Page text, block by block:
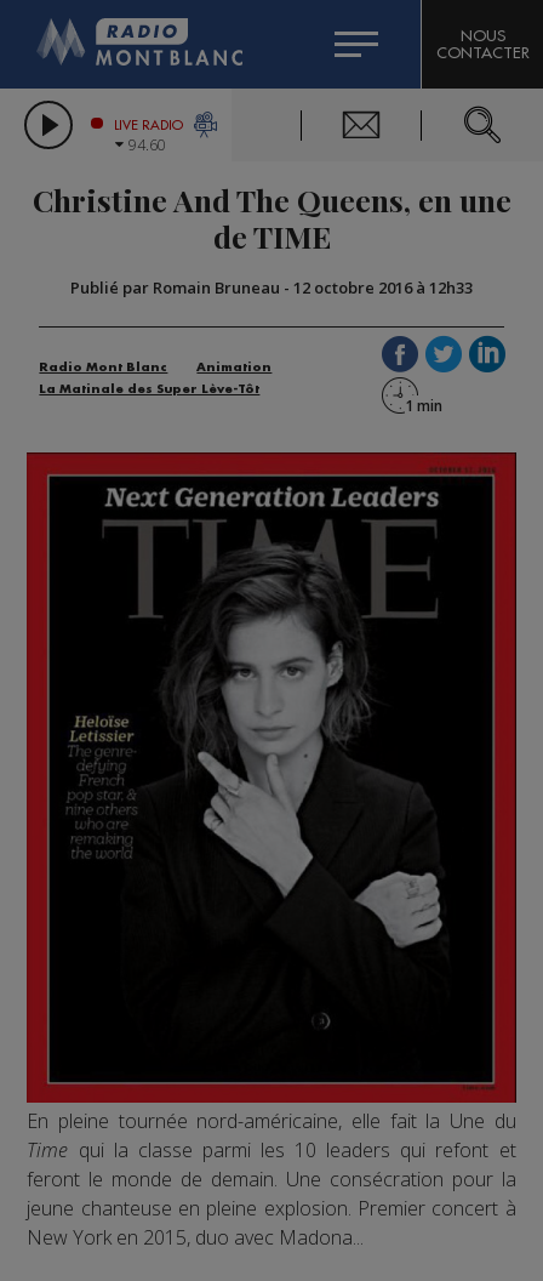
LES CHRONIQUES DE L'EXPERT
CITIZEN MACHINERY
GRAND MASSIF DOMAINES SKIABLES
BIGARD
COMPAGNIE DU MONT-BLANC
NOUS
CONTACTER
LIVE RADIO
94.60
Christine And The Queens, en une
de TIME
Publié par Romain Bruneau - 12 octobre 2016 à 12h33
Radio Mont Blanc
Animation
La Matinale des Super Lève-Tôt
En pleine tournée nord-américaine, elle fait la Une du
Time qui la classe parmi les 10 leaders qui refont et
feront le monde de demain. Une consécration pour la
jeune chanteuse en pleine explosion. Premier concert à
New York en 2015, duo avec Madona...